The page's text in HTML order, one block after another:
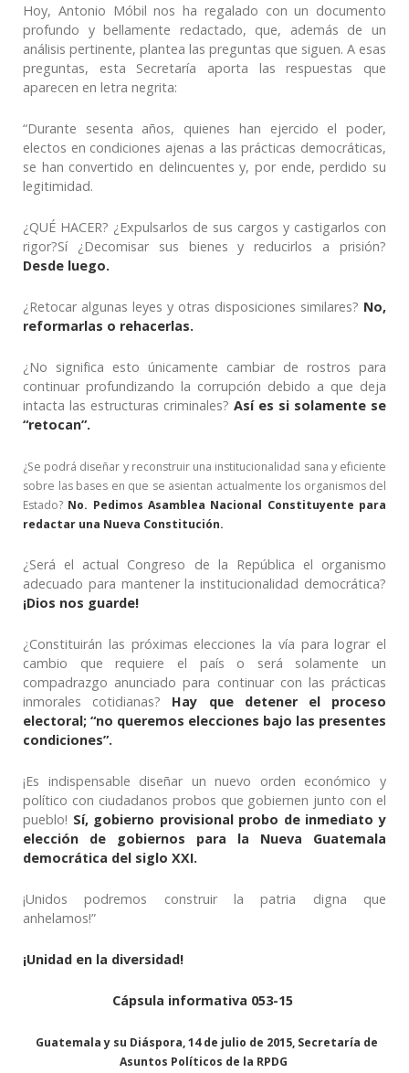
Hoy, Antonio Móbil nos ha regalado con un documento
profundo y bellamente redactado, que, además de un
análisis pertinente, plantea las preguntas que siguen. A esas
preguntas, esta Secretaría aporta las respuestas que
aparecen en letra negrita:
“Durante sesenta años, quienes han ejercido el poder,
electos en condiciones ajenas a las prácticas democráticas,
se han convertido en delincuentes y, por ende, perdido su
legitimidad.
¿QUÉ HACER? ¿Expulsarlos de sus cargos y castigarlos con
rigor?Sí ¿Decomisar sus bienes y reducirlos a prisión?
Desde luego.
¿Retocar algunas leyes y otras disposiciones similares? No,
reformarlas o rehacerlas.
¿No significa esto únicamente cambiar de rostros para
continuar profundizando la corrupción debido a que deja
intacta las estructuras criminales? Así es si solamente se
“retocan”.
¿Se podrá diseñar y reconstruir una institucionalidad sana y eficiente
sobre las bases en que se asientan actualmente los organismos del
Estado? No. Pedimos Asamblea Nacional Constituyente para
redactar una Nueva Constitución.
¿Será el actual Congreso de la República el organismo
adecuado para mantener la institucionalidad democrática?
¡Dios nos guarde!
¿Constituirán las próximas elecciones la vía para lograr el
cambio que requiere el país o será solamente un
compadrazgo anunciado para continuar con las prácticas
inmorales cotidianas? Hay que detener el proceso
electoral; “no queremos elecciones bajo las presentes
condiciones”.
¡Es indispensable diseñar un nuevo orden económico y
político con ciudadanos probos que gobiernen junto con el
pueblo! Sí, gobierno provisional probo de inmediato y
elección de gobiernos para la Nueva Guatemala
democrática del siglo XXI.
¡Unidos podremos construir la patria digna que
anhelamos!”
¡Unidad en la diversidad!
Cápsula informativa 053-15
Guatemala y su Diáspora, 14 de julio de 2015, Secretaría de
Asuntos Políticos de la RPDG